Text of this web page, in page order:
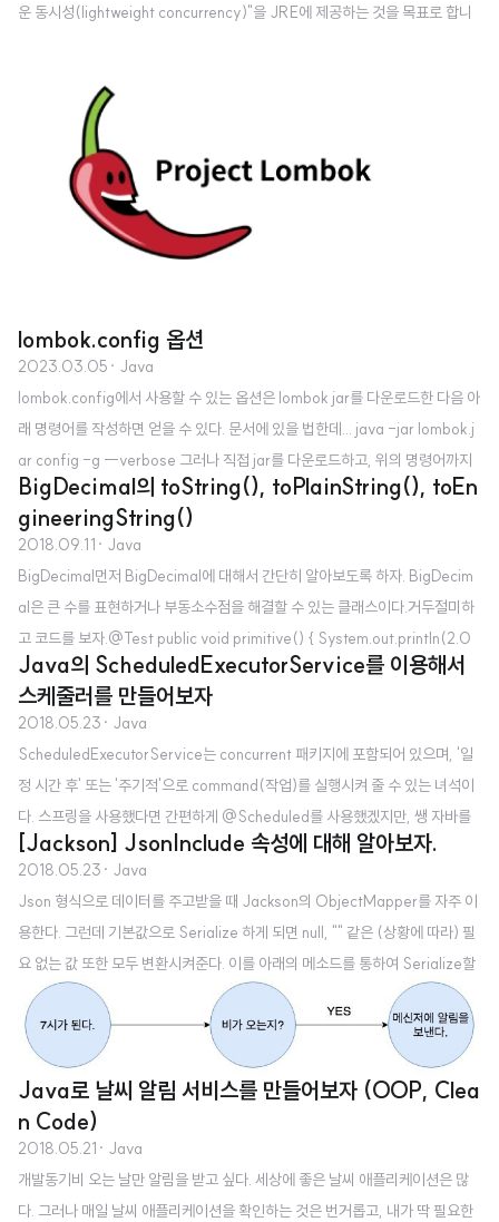
운 동시성(lightweight concurrency)"을 JRE에 제공하는 것을 목표로 합니
을 사용하여 Virtual thread가 웹 애플리케이션에 어떤 의미를 주는지 살펴보
겠습니다. 높은 처리량 / 경량화 첫 번째 실험은 Tomcat 표준 Thread pool 사
용에 따른 overhaed와 Virtual thread(Loom) ..
lombok.config 옵션
2023.03.05 · Java
lombok.config에서 사용할 수 있는 옵션은 lombok jar를 다운로드한 다음 아
래 명령어를 작성하면 얻을 수 있다. 문서에 있을 법한데... java -jar lombok.j
ar config -g --verbose 그러나 직접 jar를 다운로드하고, 위의 명령어까지
치기에는 번거롭기에 정리해보려 한다. v1.18.26, v1.18.24 위 두 버전은 변경
사항이 없다. ## ## Key : checkerframework ## Type: checkerframe
work-version ## ## If set with the version of checkerframework.or
g (in major.minor, or just 'true' for the latest supported version),..
BigDecimal의 toString(), toPlainString(), toEn
gineeringString()
2018.09.11 · Java
BigDecimal먼저 BigDecimal에 대해서 간단히 알아보도록 하자. BigDecim
al은 큰 수를 표현하거나 부동소수점을 해결할 수 있는 클래스이다.거두절미하
고 코드를 보자.@Test public void primitive() { System.out.println(2.0
- 1.1); } 위 코드에서는 무엇이 출력이 될까? 0.9가 나오길 기대하겠지만, 위코
드는 0.8999999999999999 라는 이상한 값을 반환한다. 자바 기본서를
보던 옛날로 돌아가보자. 우리는 첫장에서 primitive type들에 대해서 공부를
했을 것이다. 그리고 각각의 type은 고유의 bit 크기를 가지고 있다. double같
은 경우에는 32bit이고 이는 4.94065645841246544E-324 ~ 1.79..
Java의 ScheduledExecutorService를 이용해서
스케줄러를 만들어보자
2018.05.23 · Java
ScheduledExecutorService는 concurrent 패키지에 포함되어 있으며, '일
정 시간 후' 또는 '주기적'으로 command(작업)를 실행시켜 줄 수 있는 녀석이
다. 스프링을 사용했다면 간편하게 @Scheduled를 사용했겠지만, 쌩 자바를
쓸 일이 있어서 ScheduledExecutorService를 사용해봤다. 코드 자체가 직
관적이기 때문에 거두절미하고 코드를 보자. import java.time.Duration; im
port java.time.ZoneId; import java.time.ZonedDateTime; import java.
util.concurrent.Executors; import java.util.concurrent.ScheduledExec
utorService; i..
[Jackson] JsonInclude 속성에 대해 알아보자.
2018.05.23 · Java
Json 형식으로 데이터를 주고받을 때 Jackson의 ObjectMapper를 자주 이
용한다. 그런데 기본값으로 Serialize 하게 되면 null, "" 같은 (상황에 따라) 필
요 없는 값 또한 모두 변환시켜준다. 이를 아래의 메소드를 통하여 Serialize할
때 원하는 값만을 포함시킬 수 있다. objectMapper.setSerializationInclusi
on(); 아래 주석처럼 어노테이션으로도 이용할 수 있다. 객체마다 Include 방식
이 다르면 어노테이션을 활용하자. 그럼, 다양한 데이터를 가진 객체로 테스트
를 해보자. jackson-databind 2.9.5를 기준으로 테스트가 진행되었다. @Ge
tter //@JsonInclude(JsonInclude.Include.ALWAYS) pu..
Java로 날씨 알림 서비스를 만들어보자 (OOP, Clea
n Code)
2018.05.21 · Java
개발동기비 오는 날만 알림을 받고 싶다. 세상에 좋은 날씨 애플리케이션은 많
다. 그러나 매일 날씨 애플리케이션을 확인하는 것은 번거롭고, 내가 딱 필요한